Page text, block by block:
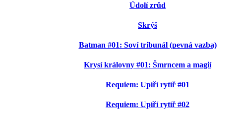
Údolí zrůd
Skrýš
Batman #01: Soví tribunál (pevná vazba)
Krysí královny #01: Šmrncem a magií
Requiem: Upíří rytíř #01
Requiem: Upíří rytíř #02